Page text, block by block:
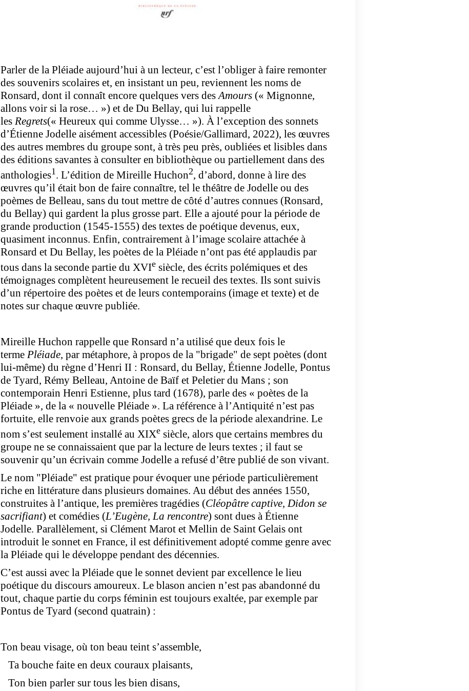
Parler de la Pléiade aujourd’hui à un lecteur, c’est l’obliger à faire remonter
des souvenirs scolaires et, en insistant un peu, reviennent les noms de
Ronsard, dont il connaît encore quelques vers des Amours (« Mignonne,
allons voir si la rose… ») et de Du Bellay, qui lui rappelle
les Regrets(« Heureux qui comme Ulysse… »). À l’exception des sonnets
d’Étienne Jodelle aisément accessibles (Poésie/Gallimard, 2022), les œuvres
des autres membres du groupe sont, à très peu près, oubliées et lisibles dans
des éditions savantes à consulter en bibliothèque ou partiellement dans des
anthologies1 . L’édition de Mireille Huchon2, d’abord, donne à lire des
œuvres qu’il était bon de faire connaître, tel le théâtre de Jodelle ou des
poèmes de Belleau, sans du tout mettre de côté d’autres connues (Ronsard,
du Bellay) qui gardent la plus grosse part. Elle a ajouté pour la période de
grande production (1545-1555) des textes de poétique devenus, eux,
quasiment inconnus. Enfin, contrairement à l’image scolaire attachée à
Ronsard et Du Bellay, les poètes de la Pléiade n’ont pas été applaudis par
tous dans la seconde partie du XVIe siècle, des écrits polémiques et des
témoignages complètent heureusement le recueil des textes. Ils sont suivis
d’un répertoire des poètes et de leurs contemporains (image et texte) et de
notes sur chaque œuvre publiée.
Mireille Huchon rappelle que Ronsard n’a utilisé que deux fois le
terme Pléiade, par métaphore, à propos de la "brigade" de sept poètes (dont
lui-même) du règne d’Henri II : Ronsard, du Bellay, Étienne Jodelle, Pontus
de Tyard, Rémy Belleau, Antoine de Baïf et Peletier du Mans ; son
contemporain Henri Estienne, plus tard (1678), parle des « poètes de la
Pléiade », de la « nouvelle Pléiade ». La référence à l’Antiquité n’est pas
fortuite, elle renvoie aux grands poètes grecs de la période alexandrine. Le
nom s’est seulement installé au XIXe siècle, alors que certains membres du
groupe ne se connaissaient que par la lecture de leurs textes ; il faut se
souvenir qu’un écrivain comme Jodelle a refusé d’être publié de son vivant.
Le nom "Pléiade" est pratique pour évoquer une période particulièrement
riche en littérature dans plusieurs domaines. Au début des années 1550,
construites à l’antique, les premières tragédies (Cléopâtre captive, Didon se
sacrifiant) et comédies (L’Eugène, La rencontre) sont dues à Étienne
Jodelle. Parallèlement, si Clément Marot et Mellin de Saint Gelais ont
introduit le sonnet en France, il est définitivement adopté comme genre avec
la Pléiade qui le développe pendant des décennies.
C’est aussi avec la Pléiade que le sonnet devient par excellence le lieu
poétique du discours amoureux. Le blason ancien n’est pas abandonné du
tout, chaque partie du corps féminin est toujours exaltée, par exemple par
Pontus de Tyard (second quatrain) :
Ton beau visage, où ton beau teint s’assemble,
Ta bouche faite en deux couraux plaisants,
Ton bien parler sur tous les bien disans,